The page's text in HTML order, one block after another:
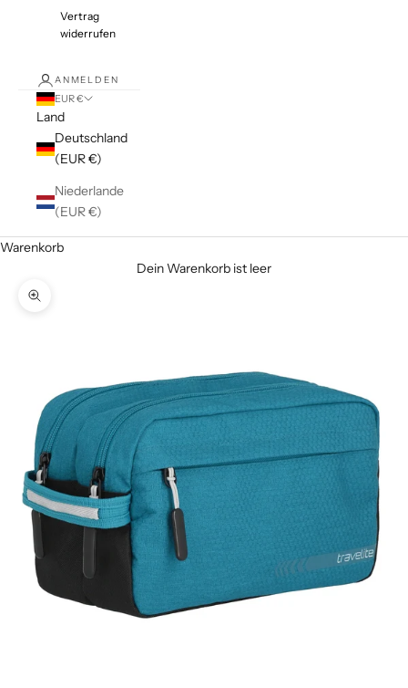
Vertrag
widerrufen
ANMELDEN
EUR €
Land
Deutschland
(EUR €)
Niederlande
(EUR €)
Warenkorb
Dein Warenkorb ist leer
Bild vergrößern